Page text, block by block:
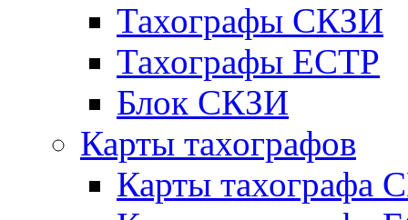
Тахографы СКЗИ
Тахографы ЕСТР
Блок СКЗИ
Карты тахографов
Карты тахографа